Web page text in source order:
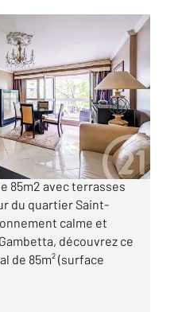
vendre
€
- Passage Gambetta :
85m2 avec terrasses
du quartier Saint-
calme et
découvrez ce
de 85m² (surface